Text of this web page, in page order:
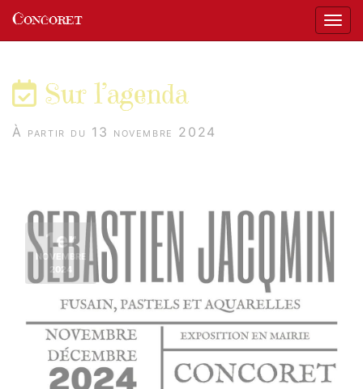
Concoret
Sur l’agenda
À partir du 13 novembre 2024
1er
NOVEMBRE
2024
Panneau de gestion des cookies